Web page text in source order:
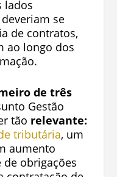
lados
se
de contratos,
ao longo dos
de três
Gestão
tão relevante:
tributária, um
aumento
obrigações